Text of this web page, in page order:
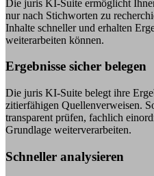
Die juris KI-Suite ermöglicht
nur nach Stichworten zu
Inhalte schneller und erhalten
weiterarbeiten können.
Ergebnisse sicher belegen
Die juris KI-Suite belegt ihre
zitierfähigen Quellenverweisen.
transparent prüfen, fachlich
Grundlage weiterverarbeiten.
Schneller analysieren